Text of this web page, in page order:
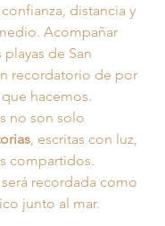
distancia y
Acompañar
de San
recordatorio de por
hacemos.
no son solo
, escritas con luz,
compartidos.
recordada como
junto al mar.